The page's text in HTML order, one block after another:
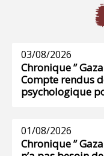
03/08/2026
Chronique ”
Compte rendus
psychologique
01/08/2026
Chronique ”